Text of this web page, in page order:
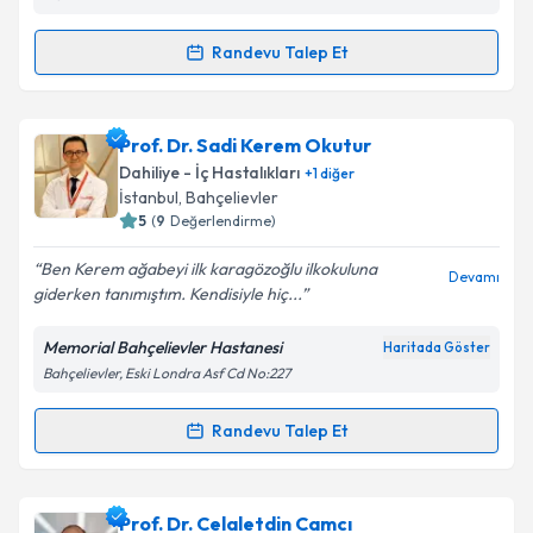
Randevu Talep Et
Randevu Takvimi Talebi
Doç. Dr. Çiğdem Usul Afşariçin randevu takvimi
talebi oluşturun. Size bu uzmandan randevu almanız
için bir takvim hazırlandığında e-posta ile
bilgilendireceğiz.
E-posta Adresiniz
Kişisel verilerimin işlenmesine ilişkin
Metni'ni okudum ve kişisel verilerimin belirtilen
kapsamda işlenmesini kabul ediyorum.
Prof. Dr. Sadi Kerem Okutur
Dahiliye - İç Hastalıkları +1diğer
İstanbul, Bahçelievler
5 (9 Değerlendirme)
Ben Kerem ağabeyi ilk karagözoğlu ilkokuluna
giderken tanımıştım. Kendisiyle hiç...
Devamı
Memorial Bahçelievler Hastanesi Haritada Göster
Bahçelievler, Eski Londra Asf Cd No:227
Randevu Talep Et
Randevu Takvimi Talebi
Prof. Dr. Sadi Kerem Okuturiçin randevu takvimi
Prof. Dr. Celaletdin Camcı